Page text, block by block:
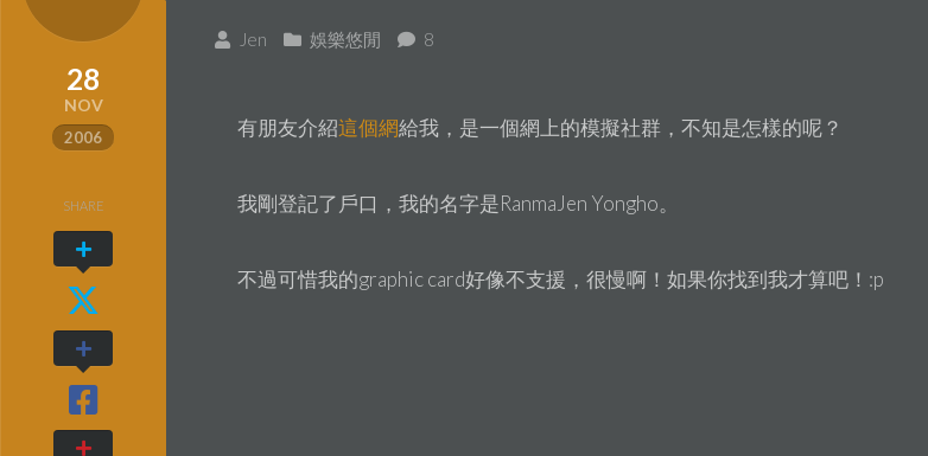
28
NOV
2006
Jen 娛樂悠閒 8
有朋友介紹這個網給我，是一個網上的模擬社群，不知是怎樣的呢？
我剛登記了戶口，我的名字是RanmaJen Yongho。
不過可惜我的graphic card好像不支援，很慢啊！如果你找到我才算吧！:p
SHARE